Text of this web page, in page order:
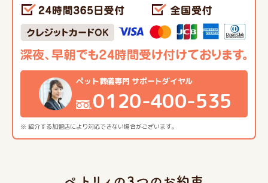
※ 紹介する加盟店により対応できない場合がございます。
ペット葬儀専門 サポートダイヤル
0120-400-535